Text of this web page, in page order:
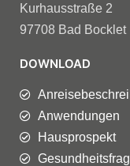
Kurhausstraße 2
97708 Bad Bocklet
DOWNLOAD
Anwendungen
Hausprospekt